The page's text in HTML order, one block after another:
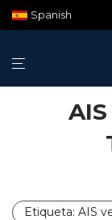
Spanish
Etiqueta: AIS